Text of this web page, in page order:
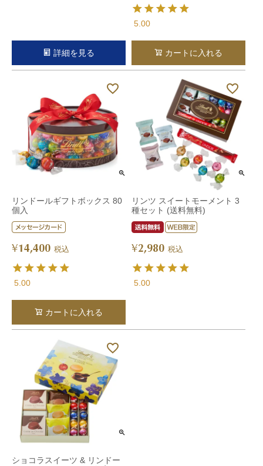
詳細を見る
5.00
カートに入れる
リンドールギフトボックス 80
個入
¥14,400 税込
5.00
カートに入れる
リンツ スイートモーメント 3
種セット (送料無料)
¥2,980 税込
5.00
ショコラスイーツ & リンドー